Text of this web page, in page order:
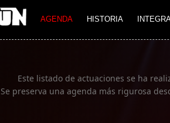
AGENDA HISTORIA
Este listado de actuaciones se ha
Se preserva una agenda más rigurosa